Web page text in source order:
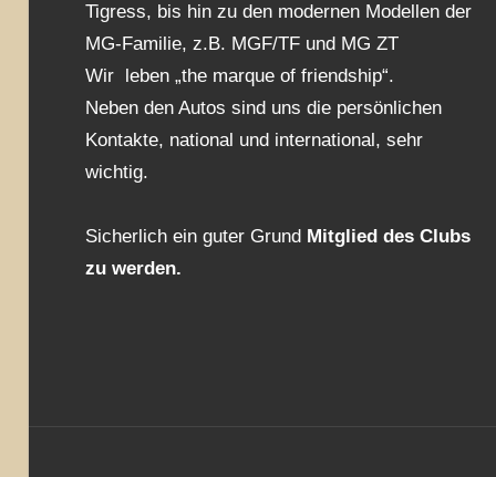
Tigress, bis hin zu den modernen Modellen der
MG-Familie, z.B. MGF/TF und MG ZT
Wir leben „the marque of friendship“.
Neben den Autos sind uns die persönlichen
Kontakte, national und international, sehr
wichtig.
Sicherlich ein guter Grund Mitglied des Clubs
zu werden.